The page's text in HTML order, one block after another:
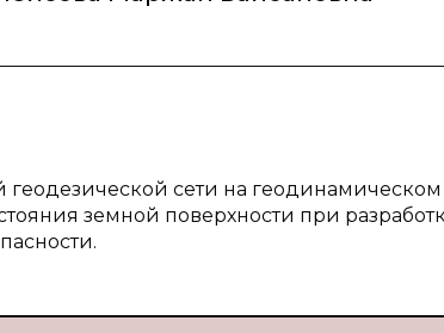
геодезической сети на геодинамическом
земной поверхности при